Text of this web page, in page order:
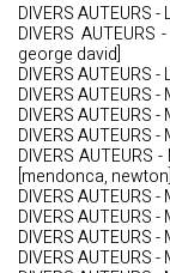
DIVERS AUTEURS
DIVERS
george david]
DIVERS AUTEURS
DIVERS AUTEURS
DIVERS AUTEURS
DIVERS AUTEURS
DIVERS
[mendonca,
DIVERS AUTEURS
DIVERS AUTEURS
DIVERS AUTEURS
DIVERS AUTEURS